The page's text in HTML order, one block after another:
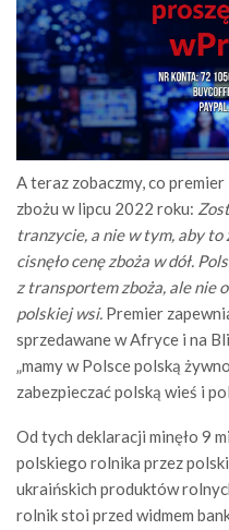
A teraz zobaczmy, co
zbożu w lipcu 2022 roku:
tranzycie, a nie w tym, aby to
cisnęło cenę zboża w dół.
z transportem zboża, ale nie
polskiej wsi. Premier
sprzedawane w Afryce i na
„mamy w Polsce polską
zabezpieczać polską wieś i
Od tych deklaracji minęło 9
polskiego rolnika przez
ukraińskich produktów
rolnik stoi przed widmem